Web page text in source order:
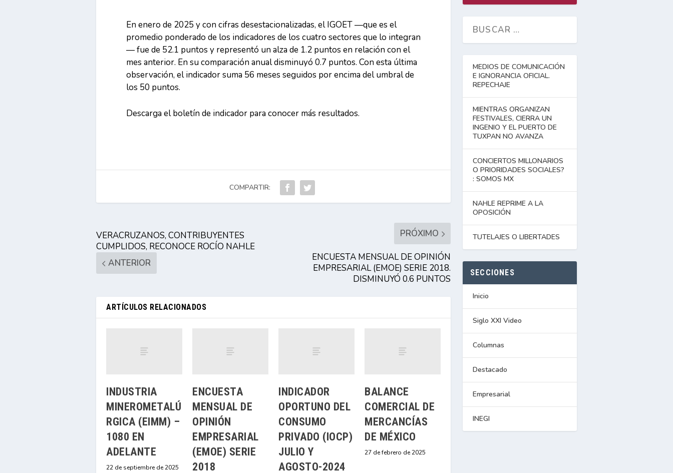
En enero de 2025 y con cifras desestacionalizadas, el IGOET —que es el
promedio ponderado de los indicadores de los cuatro sectores que lo integran
— fue de 52.1 puntos y representó un alza de 1.2 puntos en relación con el
mes anterior. En su comparación anual disminuyó 0.7 puntos. Con esta última
observación, el indicador suma 56 meses seguidos por encima del umbral de
los 50 puntos.
Descarga el boletín de indicador para conocer más resultados.
COMPARTIR:
VERACRUZANOS, CONTRIBUYENTES
CUMPLIDOS, RECONOCE ROCÍO NAHLE
ANTERIOR
PRÓXIMO
ENCUESTA MENSUAL DE OPINIÓN
EMPRESARIAL (EMOE) SERIE 2018.
DISMINUYÓ 0.6 PUNTOS
ARTÍCULOS RELACIONADOS
INDUSTRIA
MINEROMETALÚ
RGICA (EIMM) –
1080 EN
ADELANTE
22 de septiembre de 2025
ENCUESTA
MENSUAL DE
OPINIÓN
EMPRESARIAL
(EMOE) SERIE
2018
INDICADOR
OPORTUNO DEL
CONSUMO
PRIVADO (IOCP)
JULIO Y
AGOSTO-2024
BALANCE
COMERCIAL DE
MERCANCÍAS
DE MÉXICO
27 de febrero de 2025
MEDIOS DE COMUNICACIÓN
E IGNORANCIA OFICIAL.
REPECHAJE
MIENTRAS ORGANIZAN
FESTIVALES, CIERRA UN
INGENIO Y EL PUERTO DE
TUXPAN NO AVANZA
CONCIERTOS MILLONARIOS
O PRIORIDADES SOCIALES?
: SOMOS MX
NAHLE REPRIME A LA
OPOSICIÓN
TUTELAJES O LIBERTADES
SECCIONES
Inicio
Siglo XXI Video
Columnas
Destacado
Empresarial
INEGI